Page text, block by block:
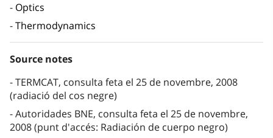
Optics
Thermodynamics
Source notes
TERMCAT, consulta feta el 25 de novembre, 2008
(radiació del cos negre)
Autoridades BNE, consulta feta el 25 de novembre,
2008 (punt d'accés: Radiación de cuerpo negro)